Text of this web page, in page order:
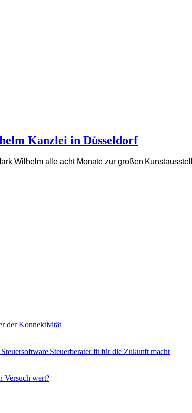
Kanzlei in Düsseldorf
Wilhelm alle acht Monate zur großen
der Konnektivität
Steuerberater fit für die Zukunft macht
Versuch wert?